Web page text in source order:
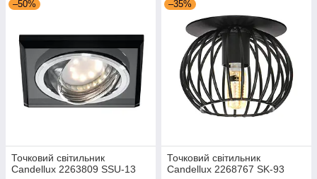
–50%
Точковий світильник
Candellux 2263809 SSU-13
–35%
Точковий світильник
Candellux 2268767 SK-93